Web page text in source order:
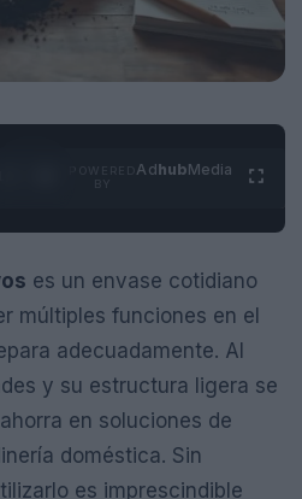
AdhubMedia
es un envase cotidiano
múltiples funciones en el
adecuadamente. Al
y su estructura ligera se
en soluciones de
doméstica. Sin
es imprescindible